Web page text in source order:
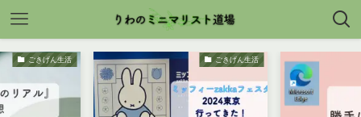
ごきげん生活 ごきげん生活